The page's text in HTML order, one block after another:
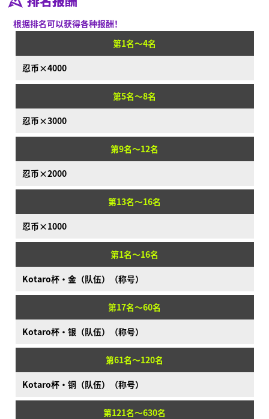
什么是Ninjala？
通知
在线说明书
根据排名可以获得各种报酬！
第1名～4名
忍币×4000
第5名～8名
忍币×3000
第9名～12名
忍币×2000
第13名～16名
忍币×1000
第1名～16名
Kotaro杯·金（队伍）（称号）
第17名～60名
Kotaro杯·银（队伍）（称号）
第61名～120名
Kotaro杯·铜（队伍）（称号）
第121名～630名